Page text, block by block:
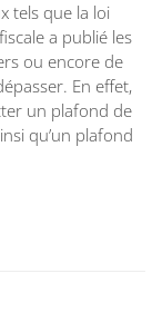
tels que la loi
a publié les
ou encore de
En effet,
un plafond de
qu’un plafond